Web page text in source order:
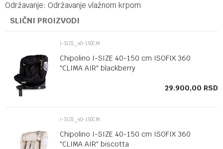
Održavanje: Održavanje vlažnom krpom
SLIČNI PROIZVODI
I-SIZE_40-150CM
Chipolino I-SIZE 40-150 cm ISOFIX 360
"CLIMA AIR" blackberry
29.900,00 RSD
I-SIZE_40-150CM
Chipolino I-SIZE 40-150 cm ISOFIX 360
"CLIMA AIR" biscotta